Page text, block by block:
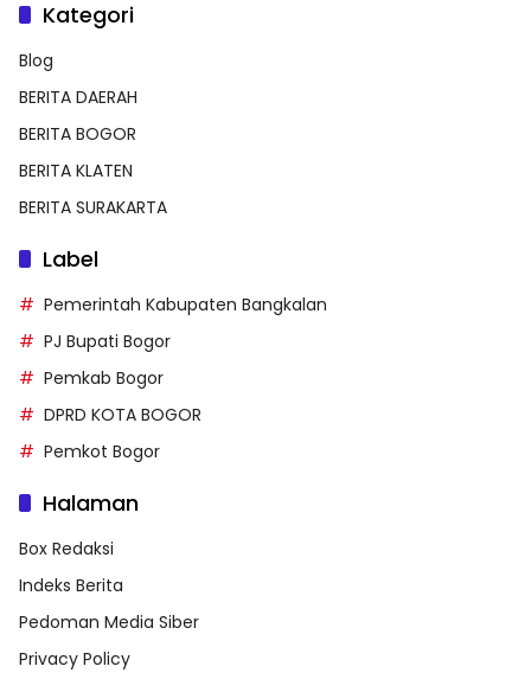
Kategori
Blog
BERITA DAERAH
BERITA BOGOR
BERITA KLATEN
BERITA SURAKARTA
Label
Pemerintah Kabupaten Bangkalan
PJ Bupati Bogor
Pemkab Bogor
DPRD KOTA BOGOR
Pemkot Bogor
Halaman
Box Redaksi
Indeks Berita
Pedoman Media Siber
Privacy Policy